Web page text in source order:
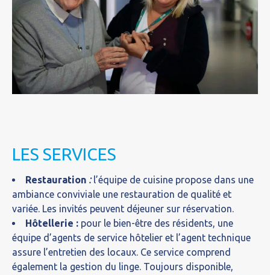
LES SERVICES
Restauration :l’équipe de cuisine propose dans une
ambiance conviviale une restauration de qualité et
variée. Les invités peuvent déjeuner sur réservation.
Hôtellerie : pour le bien-être des résidents, une
équipe d’agents de service hôtelier et l’agent technique
assure l’entretien des locaux. Ce service comprend
également la gestion du linge. Toujours disponible,